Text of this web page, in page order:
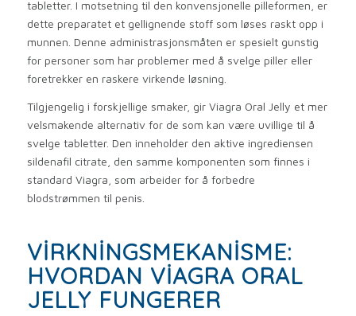
tabletter. I motsetning til den konvensjonelle pilleformen, er
dette preparatet et gellignende stoff som løses raskt opp i
munnen. Denne administrasjonsmåten er spesielt gunstig
for personer som har problemer med å svelge piller eller
foretrekker en raskere virkende løsning.
Tilgjengelig i forskjellige smaker, gir Viagra Oral Jelly et mer
velsmakende alternativ for de som kan være uvillige til å
svelge tabletter. Den inneholder den aktive ingrediensen
sildenafil citrate, den samme komponenten som finnes i
standard Viagra, som arbeider for å forbedre
blodstrømmen til penis.
VIRKNINGSMEKANISME:
HVORDAN VIAGRA ORAL
JELLY FUNGERER